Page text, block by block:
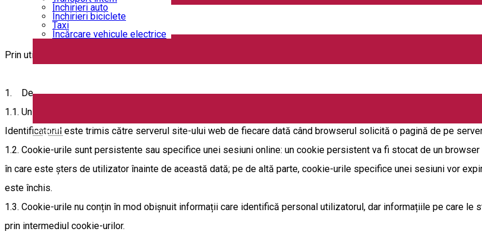
English
Închirieri auto
Închirieri biciclete
Taxi
Încărcare vehicule electrice
Prin utilizarea website-ului și aplicațiilor noastre și acceptarea acestei politici, vă exprimați acordul cu privire la
1. Despre cookie-uri
1.1. Un cookie este un fișier care conține un identificator, o secvență liniară de litere și numere, care este trimisă
Identificatorul este trimis către serverul site-ului web de fiecare dată când browserul solicită o pagină de pe
1.2. Cookie-urile sunt persistente sau specifice unei sesiuni online: un cookie persistent va fi stocat de un
în care este șters de utilizator înainte de această dată; pe de altă parte, cookie-urile specifice unei sesiuni vor
este închis.
1.3. Cookie-urile nu conțin în mod obișnuit informații care identifică personal utilizatorul, dar informațiile pe care
prin intermediul cookie-urilor.